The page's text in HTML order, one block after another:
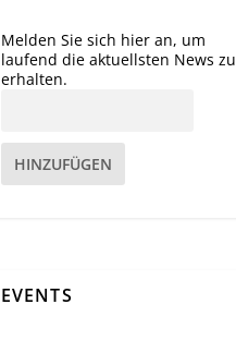
Melden Sie sich hier an, um
laufend die aktuellsten News zu
erhalten.
HINZUFÜGEN
EVENTS